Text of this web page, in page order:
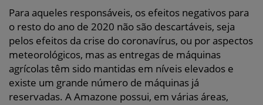
Para aqueles responsáveis, os efeitos negativos para
o resto do ano de 2020 não são descartáveis, seja
pelos efeitos da crise do coronavírus, ou por aspectos
meteorológicos, mas as entregas de máquinas
agrícolas têm sido mantidas em níveis elevados e
existe um grande número de máquinas já
reservadas. A Amazone possui, em várias áreas,